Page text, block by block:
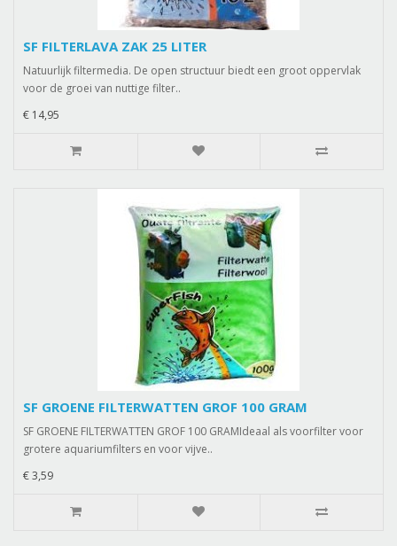
SF FILTERLAVA ZAK 25 LITER
Natuurlijk filtermedia. De open structuur biedt een groot oppervlak
voor de groei van nuttige filter..
€ 14,95
SF GROENE FILTERWATTEN GROF 100 GRAM
SF GROENE FILTERWATTEN GROF 100 GRAMIdeaal als voorfilter voor
grotere aquariumfilters en voor vijve..
€ 3,59